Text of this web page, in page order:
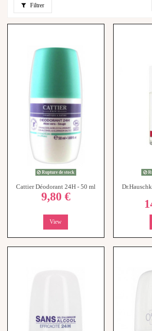
Filtrer
Rupture de stock
Cattier Déodorant 24H - 50 ml
9,80 €
View